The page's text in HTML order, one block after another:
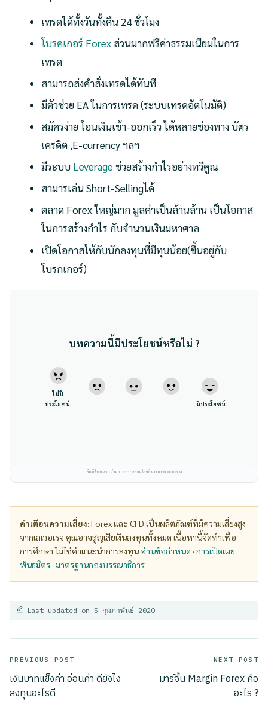
เทรดได้ทั้งวันทั้งคืน 24 ชั่วโมง
โบรคเกอร์ Forex ส่วนมากฟรีค่าธรรมเนียมในการ
เทรด
สามารถส่งคำสั่งเทรดได้ทันที
มีตัวช่วย EA ในการเทรด (ระบบเทรดอัตโนมัติ)
สมัครง่าย โอนเงินเข้า-ออกเร็ว ได้หลายช่องทาง บัตร
เครดิต ,E-currency ฯลฯ
มีระบบ Leverageช่วยสร้างกำไรอย่างทวีคูณ
สามารเล่น Short-Sellingได้
ตลาด Forex ใหญ่มาก มูลค่าเป็นล้านล้าน เป็นโอกาส
ในการสร้างกำไร กับจำนวนเงินมหาศาล
เปิดโอกาสให้กับนักลงทุนที่มีทุนน้อย(ขึ้นอยู่กับ
โบรกเกอร์)
บทความนี้มีประโยชน์หรือไม่ ?
ไม่มี
ประโยชน์
มีประโยชน์
พื้นที่โฆษณา · ผ่านการตรวจสอบโดยทีมงาน Forexinthai
คำเตือนความเสี่ยง:Forex และ CFD เป็นผลิตภัณฑ์ที่มีความเสี่ยงสูง
จากเลเวอเรจ คุณอาจสูญเสียเงินลงทุนทั้งหมด เนื้อหานี้จัดทำเพื่อ
การศึกษา ไม่ใช่คำแนะนำการลงทุน อ่านข้อกำหนด · การเปิดเผย
พันธมิตร · มาตรฐานกองบรรณาธิการ
Last updated on 5 กุมภาพันธ์ 2020
Post
navigation
PREVIOUS POST
เงินบาทแข็งค่า อ่อนค่า ดียังไง
ลงทุนอะไรดี
NEXT POST
มาร์จิ้น Margin Forex คือ
อะไร ?